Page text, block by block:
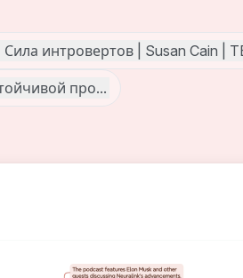
Хуангом и Марком
Сила интровертов | Susan Cain |
3 дня подряд!продуктивности